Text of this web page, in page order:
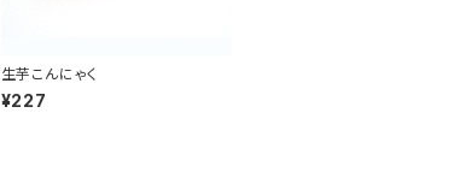
生芋こんにゃく
¥227